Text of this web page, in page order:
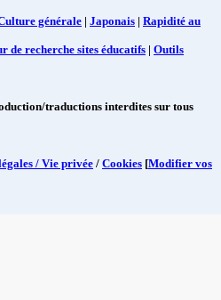
générale | Japonais | Rapidité au
de recherche sites éducatifs | Outils
traductions interdites sur tous
/ Vie privée / Cookies [Modifier vos